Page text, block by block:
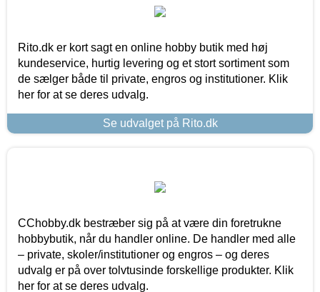
Rito.dk er kort sagt en online hobby butik med høj
kundeservice, hurtig levering og et stort sortiment som
de sælger både til private, engros og institutioner. Klik
her for at se deres udvalg.
Se udvalget på Rito.dk
CChobby.dk bestræber sig på at være din foretrukne
hobbybutik, når du handler online. De handler med alle
– private, skoler/institutioner og engros – og deres
udvalg er på over tolvtusinde forskellige produkter. Klik
her for at se deres udvalg.